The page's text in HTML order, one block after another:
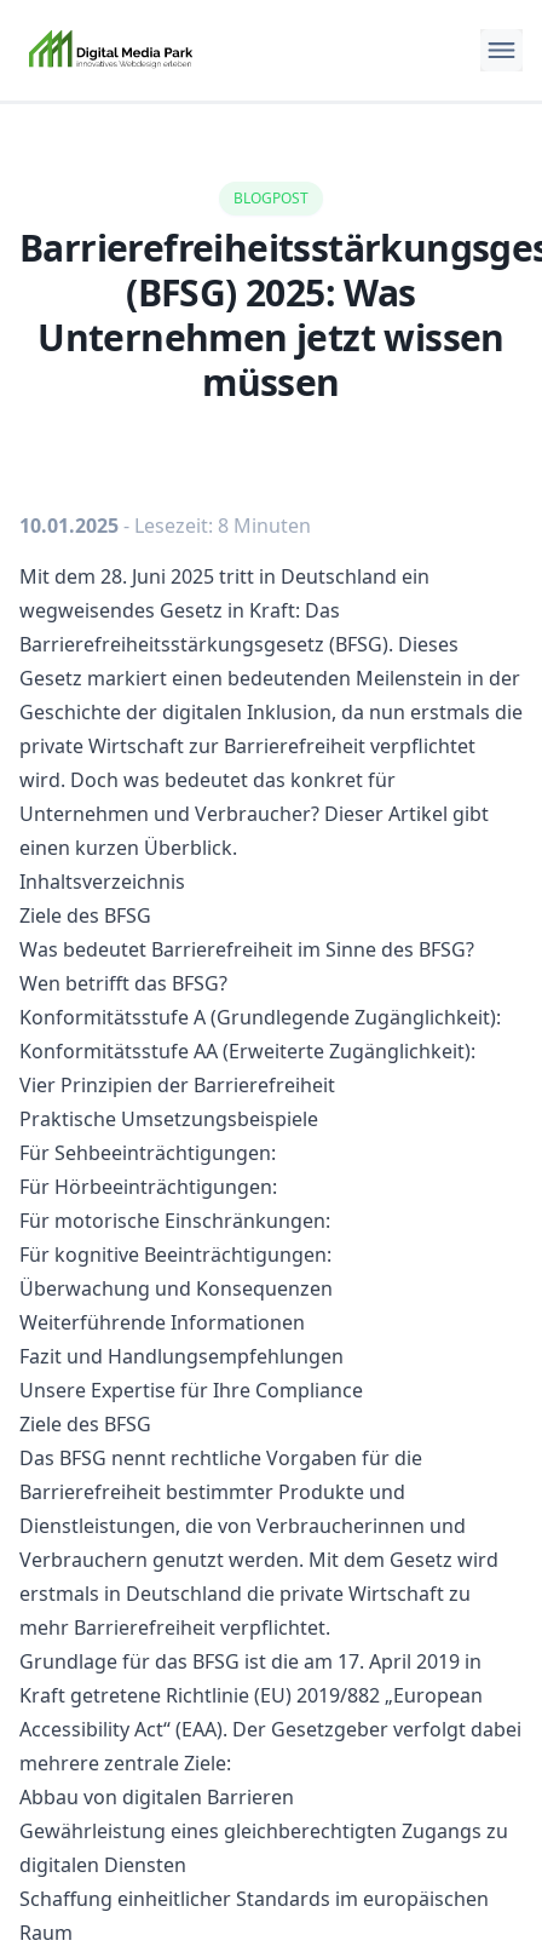
BLOGPOST
(BFSG) 2025: Was
Unternehmen jetzt wissen
müssen
10.01.2025- Lesezeit: 8 Minuten
Mit dem 28. Juni 2025 tritt in Deutschland ein
wegweisendes Gesetz in Kraft: Das
Barrierefreiheitsstärkungsgesetz (BFSG). Dieses
Gesetz markiert einen bedeutenden Meilenstein in der
Geschichte der digitalen Inklusion, da nun erstmals die
private Wirtschaft zur Barrierefreiheit verpflichtet
wird. Doch was bedeutet das konkret für
Unternehmen und Verbraucher? Dieser Artikel gibt
einen kurzen Überblick.
Inhaltsverzeichnis
Ziele des BFSG
Was bedeutet Barrierefreiheit im Sinne des BFSG?
Wen betrifft das BFSG?
Konformitätsstufe A (Grundlegende Zugänglichkeit):
Konformitätsstufe AA (Erweiterte Zugänglichkeit):
Vier Prinzipien der Barrierefreiheit
Praktische Umsetzungsbeispiele
Für Sehbeeinträchtigungen:
Für Hörbeeinträchtigungen:
Für motorische Einschränkungen:
Für kognitive Beeinträchtigungen:
Überwachung und Konsequenzen
Weiterführende Informationen
Fazit und Handlungsempfehlungen
Unsere Expertise für Ihre Compliance
Ziele des BFSG
Das BFSG nennt rechtliche Vorgaben für die
Barrierefreiheit bestimmter Produkte und
Dienstleistungen, die von Verbraucherinnen und
Verbrauchern genutzt werden. Mit dem Gesetz wird
erstmals in Deutschland die private Wirtschaft zu
mehr Barrierefreiheit verpflichtet.
Grundlage für das BFSG ist die am 17. April 2019 in
Kraft getretene Richtlinie (EU) 2019/882 „European
Accessibility Act“ (EAA). Der Gesetzgeber verfolgt dabei
mehrere zentrale Ziele:
Abbau von digitalen Barrieren
Gewährleistung eines gleichberechtigten Zugangs zu
digitalen Diensten
Schaffung einheitlicher Standards im europäischen
Raum